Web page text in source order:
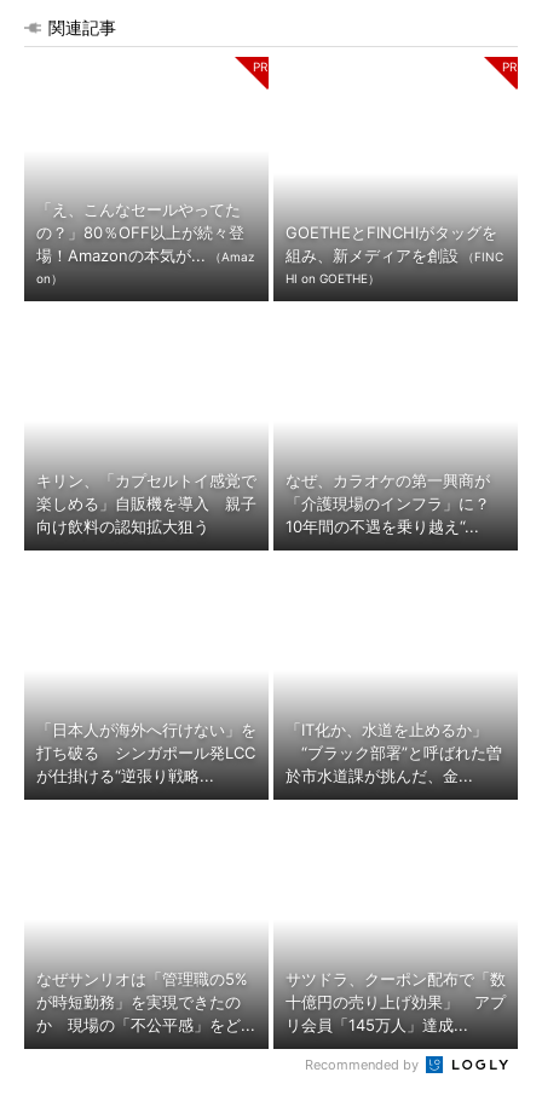
関連記事
「え、こんなセールやってた
の？」80％OFF以上が続々登
場！Amazonの本気が...
（Amaz
on）
GOETHEとFINCHIがタッグを
組み、新メディアを創設
（FINC
HI on GOETHE）
キリン、「カプセルトイ感覚で
楽しめる」自販機を導入 親子
向け飲料の認知拡大狙う
なぜ、カラオケの第一興商が
「介護現場のインフラ」に？
10年間の不遇を乗り越え“...
「日本人が海外へ行けない」を
打ち破る シンガポール発LCC
が仕掛ける“逆張り戦略...
「IT化か、水道を止めるか」
“ブラック部署”と呼ばれた曽
於市水道課が挑んだ、金...
なぜサンリオは「管理職の5%
が時短勤務」を実現できたの
か 現場の「不公平感」をど...
サツドラ、クーポン配布で「数
十億円の売り上げ効果」 アプ
リ会員「145万人」達成...
Recommended by